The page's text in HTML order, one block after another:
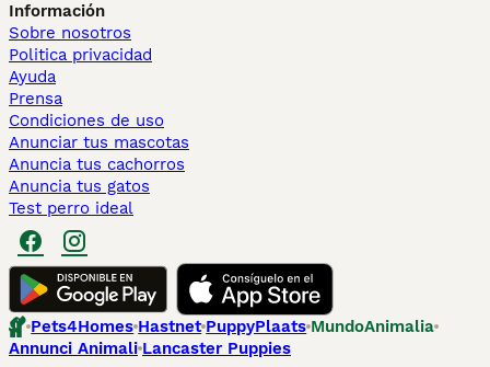
Información
Sobre nosotros
Politica privacidad
Ayuda
Prensa
Condiciones de uso
Anunciar tus mascotas
Anuncia tus cachorros
Anuncia tus gatos
Test perro ideal
Pets4Homes Hastnet PuppyPlaats MundoAnimalia
Annunci Animali Lancaster Puppies